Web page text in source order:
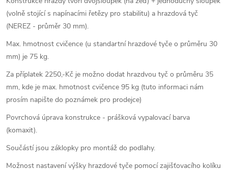
(volně stojící s napínacími řetězy pro stabilitu) a hrazdová tyč
(NEREZ - průměr 30 mm).
Max. hmotnost cvičence (u standartní hrazdové tyče o průměru 30
mm) je 75 kg.
Za příplatek 2250,-Kč je možno dodat hrazdvou tyč o průměru 35
mm, kde je max. hmotnost cvičence 95 kg (tuto informaci nám
prosím napište do poznámek pro prodejce)
Povrchová úprava konstrukce - prášková vypalovací barva
(komaxit).
Součástí jsou záklopky pro montáž do podlahy.
Možnost nastavení výšky hrazdové tyče pomocí zajišťovacího kolíku